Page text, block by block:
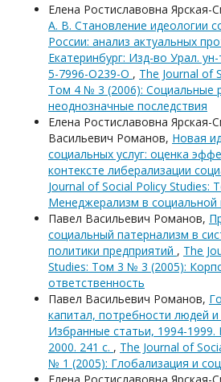
Елена Ростиславовна Ярская-
А. В. Становление идеологии
России: анализ актуальных
Екатеринбург: Изд-во Урал.
5-7996-O239-O , The Journal of
Том 4 № 3 (2006): Социальные
неоднозначные последствия
Елена Ростиславовна Ярская-
Васильевич Романов, Новая
социальных услуг: оценка
контексте либерализации
Journal of Social Policy Studies:
Менеджерализм в социальной
Павел Васильевич Романов,
социальный патернализм в
политики предприятий , The
Studies: Том 3 № 3 (2005):
ответственность
Павел Васильевич Романов,
капитал, потребности людей
Избранные статьи, 1994-
2000. 241 с. , The Journal of
№ 1 (2005): Глобализация и